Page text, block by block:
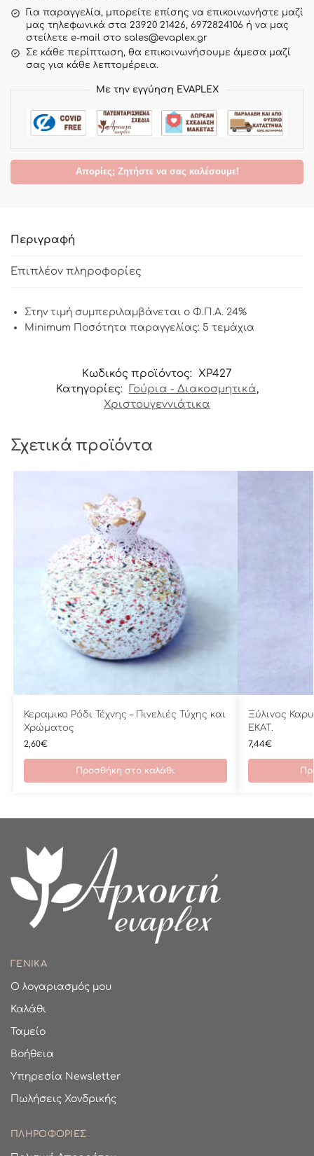
Για παραγγελία, μπορείτε επίσης να επικοινωνήστε μαζί
μας τηλεφωνικά στα 23920 21426, 6972824106 ή να μας
στείλετε e-mail στο sales@evaplex.gr
Σε κάθε περίπτωση, θα επικοινωνήσουμε άμεσα μαζί
σας για κάθε λεπτομέρεια.
Με την εγγύηση EVAPLEX
Απορίες; Ζητήστε να σας καλέσουμε!
Περιγραφή
Επιπλέον πληροφορίες
Στην τιμή συμπεριλαμβάνεται ο Φ.Π.Α. 24%
Minimum Ποσότητα παραγγελίας: 5 τεμάχια
Κωδικός προϊόντος: ΧΡ427
Κατηγορίες: Γούρια - Διακοσμητικά,
Χριστουγεννιάτικα
Σχετικά προϊόντα
Κεραμικο Ρόδι Τέχνης – Πινελιές Τύχης και
Χρώματος
2,60€
Προσθήκη στο καλάθι
Ξύλινος
ΕΚΑΤ.
7,44€
ΓΕΝΙΚΑ
Ο λογαριασμός μου
Καλάθι
Ταμείο
Βοήθεια
Υπηρεσία Newsletter
Πωλήσεις Χονδρικής
ΠΛΗΡΟΦΟΡΙΕΣ